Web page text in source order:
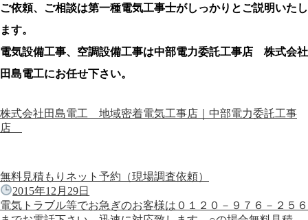
ご依頼、ご相談は第一種電気工事士がしっかりとご説明いたし
ます。
電気設備工事、空調設備工事は中部電力委託工事店 株式会社
田島電工にお任せ下さい。
株式会社田島電工 地域密着電気工事店｜中部電力委託工事
店
無料見積もりネット予約（現場調査依頼）
2015年12月29日
電気トラブル等でお急ぎのお客様は０１２０－９７６－２５６